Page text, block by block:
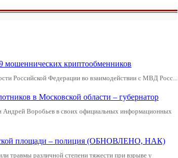
криптообменников
Российской Федерации во взаимодействии с МВД Росс...
в Московской области – губернатор
Воробьев в своих официальных информационных
площади – полиция (ОБНОВЛЕНО, НАК)
травмы различной степени тяжести при взрыве у